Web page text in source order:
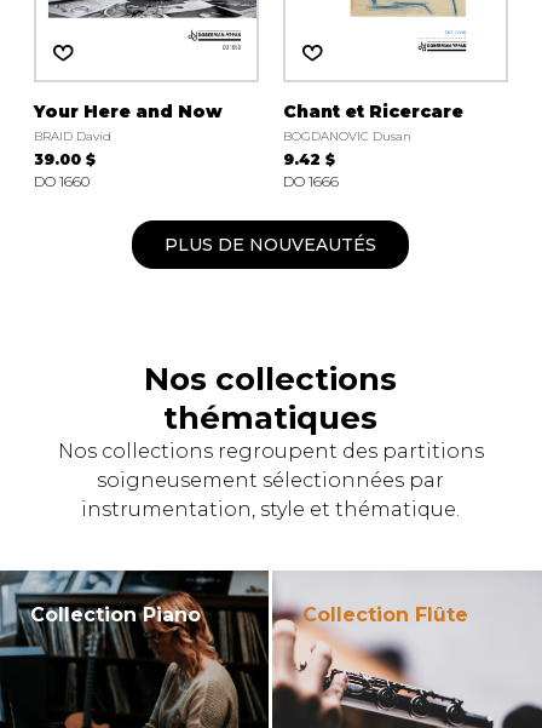
Your Here and Now
BRAID David
39.00 $
DO 1660
Chant et Ricercare
BOGDANOVIC Dusan
9.42 $
DO 1666
PLUS DE NOUVEAUTÉS
Nos collections
thématiques
Nos collections regroupent des partitions
soigneusement sélectionnées par
instrumentation, style et thématique.
Collection Piano Collection Flûte